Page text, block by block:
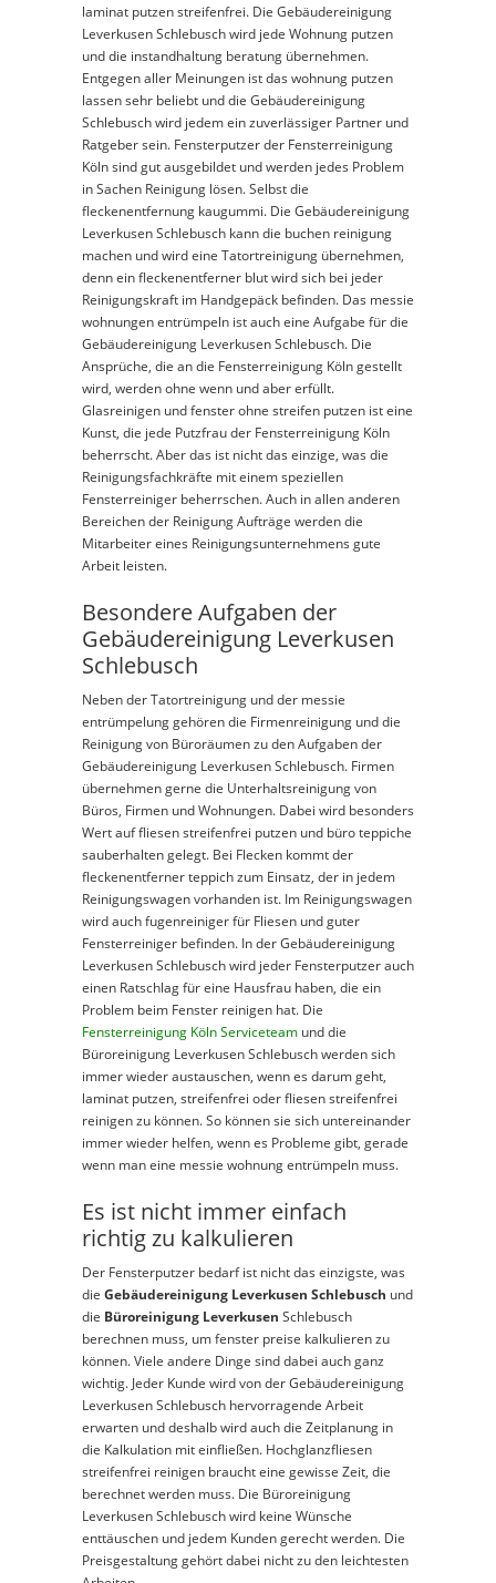
laminat putzen streifenfrei. Die Gebäudereinigung
Leverkusen Schlebusch wird jede Wohnung putzen
und die instandhaltung beratung übernehmen.
Entgegen aller Meinungen ist das wohnung putzen
lassen sehr beliebt und die Gebäudereinigung
Schlebusch wird jedem ein zuverlässiger Partner und
Ratgeber sein. Fensterputzer der Fensterreinigung
Köln sind gut ausgebildet und werden jedes Problem
in Sachen Reinigung lösen. Selbst die
fleckenentfernung kaugummi. Die Gebäudereinigung
Leverkusen Schlebusch kann die buchen reinigung
machen und wird eine Tatortreinigung übernehmen,
denn ein fleckenentferner blut wird sich bei jeder
Reinigungskraft im Handgepäck befinden. Das messie
wohnungen entrümpeln ist auch eine Aufgabe für die
Gebäudereinigung Leverkusen Schlebusch. Die
Ansprüche, die an die Fensterreinigung Köln gestellt
wird, werden ohne wenn und aber erfüllt.
Glasreinigen und fenster ohne streifen putzen ist eine
Kunst, die jede Putzfrau der Fensterreinigung Köln
beherrscht. Aber das ist nicht das einzige, was die
Reinigungsfachkräfte mit einem speziellen
Fensterreiniger beherrschen. Auch in allen anderen
Bereichen der Reinigung Aufträge werden die
Mitarbeiter eines Reinigungsunternehmens gute
Arbeit leisten.
Besondere Aufgaben der
Gebäudereinigung Leverkusen
Schlebusch
Neben der Tatortreinigung und der messie
entrümpelung gehören die Firmenreinigung und die
Reinigung von Büroräumen zu den Aufgaben der
Gebäudereinigung Leverkusen Schlebusch. Firmen
übernehmen gerne die Unterhaltsreinigung von
Büros, Firmen und Wohnungen. Dabei wird besonders
Wert auf fliesen streifenfrei putzen und büro teppiche
sauberhalten gelegt. Bei Flecken kommt der
fleckenentferner teppich zum Einsatz, der in jedem
Reinigungswagen vorhanden ist. Im Reinigungswagen
wird auch fugenreiniger für Fliesen und guter
Fensterreiniger befinden. In der Gebäudereinigung
Leverkusen Schlebusch wird jeder Fensterputzer auch
einen Ratschlag für eine Hausfrau haben, die ein
Problem beim Fenster reinigen hat. Die
Fensterreinigung Köln Serviceteam und die
Büroreinigung Leverkusen Schlebusch werden sich
immer wieder austauschen, wenn es darum geht,
laminat putzen, streifenfrei oder fliesen streifenfrei
reinigen zu können. So können sie sich untereinander
immer wieder helfen, wenn es Probleme gibt, gerade
wenn man eine messie wohnung entrümpeln muss.
Es ist nicht immer einfach
richtig zu kalkulieren
Der Fensterputzer bedarf ist nicht das einzigste, was
die Gebäudereinigung Leverkusen Schlebusch und
die Büroreinigung Leverkusen Schlebusch
berechnen muss, um fenster preise kalkulieren zu
können. Viele andere Dinge sind dabei auch ganz
wichtig. Jeder Kunde wird von der Gebäudereinigung
Leverkusen Schlebusch hervorragende Arbeit
erwarten und deshalb wird auch die Zeitplanung in
die Kalkulation mit einfließen. Hochglanzfliesen
streifenfrei reinigen braucht eine gewisse Zeit, die
berechnet werden muss. Die Büroreinigung
Leverkusen Schlebusch wird keine Wünsche
enttäuschen und jedem Kunden gerecht werden. Die
Preisgestaltung gehört dabei nicht zu den leichtesten